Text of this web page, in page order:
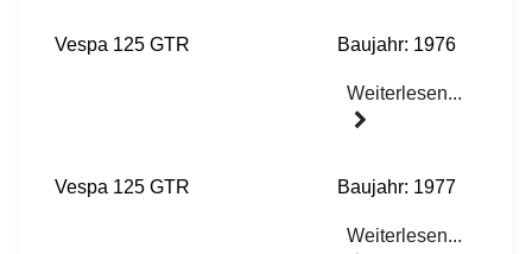
Vespa 125 GTR Baujahr: 1976
Weiterlesen...
Vespa 125 GTR Baujahr: 1977
Weiterlesen...